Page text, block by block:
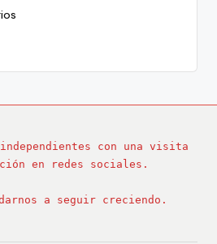
con una visita
en redes sociales.
a seguir creciendo.